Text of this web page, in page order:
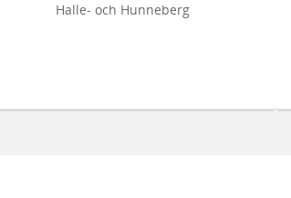
Halle- och Hunneberg